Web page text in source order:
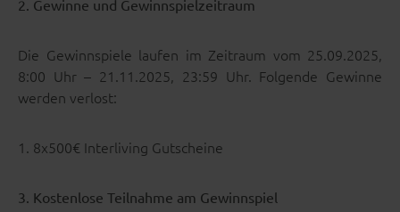
2. Gewinne und Gewinnspielzeitraum
Die Gewinnspiele laufen im Zeitraum vom 25.09.2025,
8:00 Uhr – 21.11.2025, 23:59 Uhr. Folgende Gewinne
werden verlost:
1. 8x500€ Interliving Gutscheine
3. Kostenlose Teilnahme am Gewinnspiel